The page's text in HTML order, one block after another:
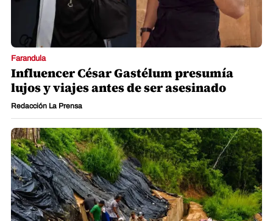
Farandula
Influencer César Gastélum presumía
lujos y viajes antes de ser asesinado
Redacción La Prensa